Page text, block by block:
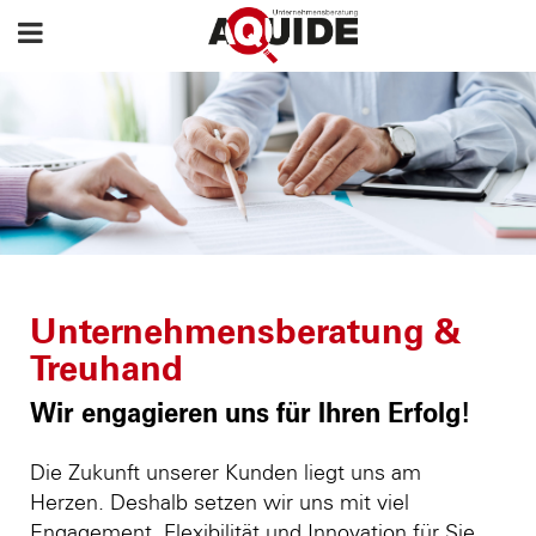
Unternehmensberatung &
Treuhand
Wir engagieren uns für Ihren Erfolg!
Die Zukunft unserer Kunden liegt uns am
Herzen. Deshalb setzen wir uns mit viel